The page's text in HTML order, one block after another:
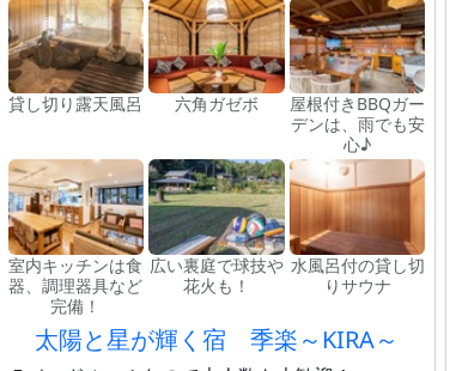
貸し切り露天風呂 六角ガゼボ
屋根付きBBQガー
デンは、雨でも安
心♪
室内キッチンは食
器、調理器具など
完備！
広い裏庭で球技や
花火も！
水風呂付の貸し切
りサウナ
太陽と星が輝く宿 季楽～KIRA～